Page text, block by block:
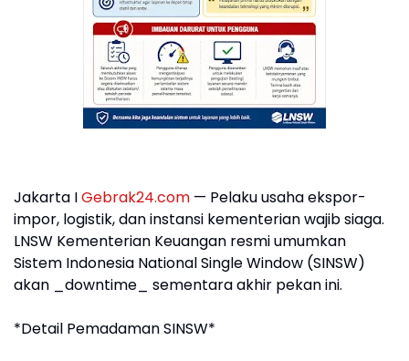
Jakarta IGebrak24.com — Pelaku usaha ekspor-
impor, logistik, dan instansi kementerian wajib siaga.
LNSW Kementerian Keuangan resmi umumkan
Sistem Indonesia National Single Window (SINSW)
akan _downtime_ sementara akhir pekan ini.
*Detail Pemadaman SINSW*